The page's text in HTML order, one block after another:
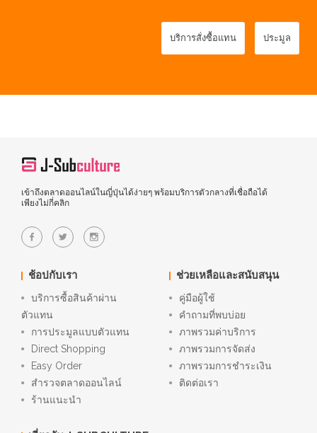
บริการสั่งซื้อแทน ประมูล
เข้าถึงตลาดออนไลน์ในญี่ปุ่นได้ง่ายๆ พร้อมบริการตัวกลางที่เชื่อถือได้
เพียงไม่กี่คลิก
ช้อปกับเรา
บริการซื้อสินค้าผ่าน
ตัวแทน
การประมูลแบบตัวแทน
Direct Shopping
Easy Order
สำรวจตลาดออนไลน์
ร้านแนะนำ
ช่วยเหลือและสนับสนุน
คู่มือผู้ใช้
คำถามที่พบบ่อย
ภาพรวมค่าบริการ
ภาพรวมการจัดส่ง
ภาพรวมการชำระเงิน
ติดต่อเรา